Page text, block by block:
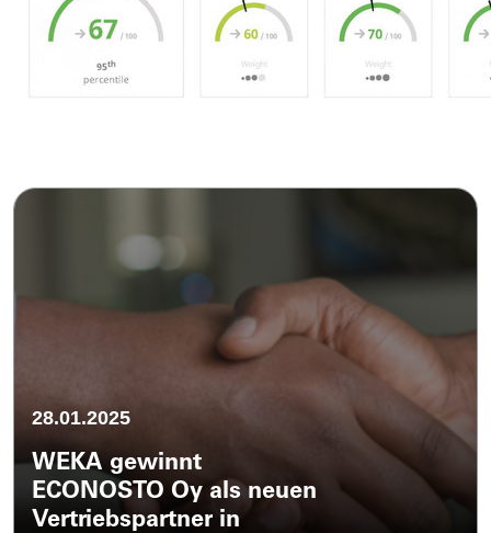
28.01.2025
WEKA gewinnt
ECONOSTO Oy als neuen
Vertriebspartner in